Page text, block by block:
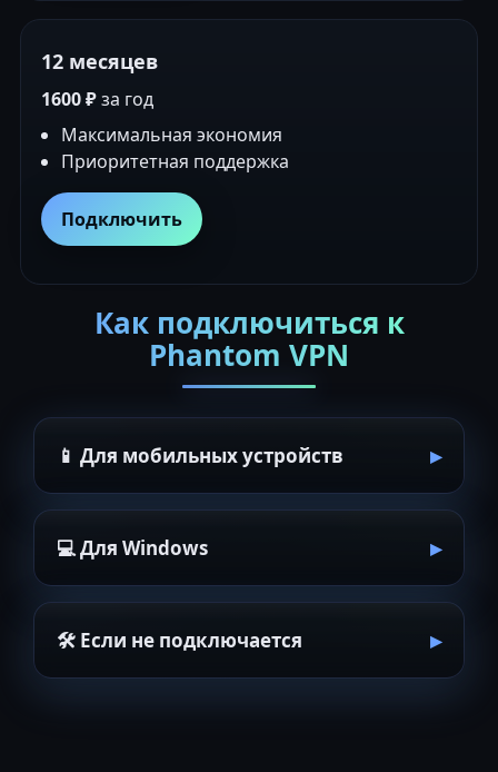
12 месяцев
1600 ₽за год
Максимальная экономия
Приоритетная поддержка
Подключить
Как подключиться к
Phantom VPN
📱 Для мобильных устройств
💻 Для Windows
🛠 Если не подключается